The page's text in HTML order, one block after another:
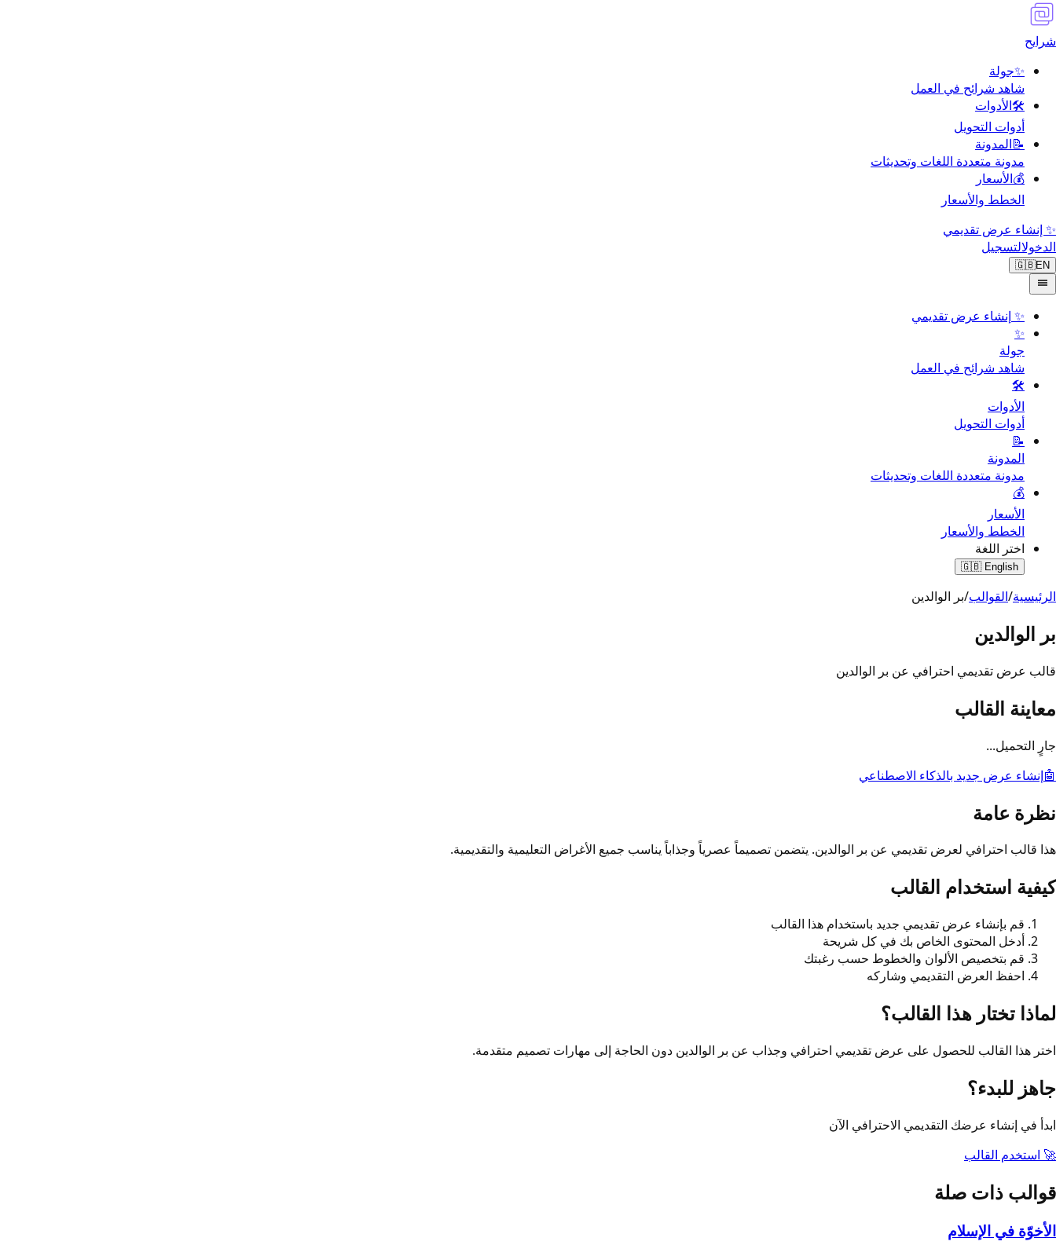
شرايح
✨جولة
شاهد شرائح في العمل
🛠️الأدوات
أدوات التحويل
📝المدونة
مدونة متعددة اللغات وتحديثات
💰الأسعار
الخطط والأسعار
✨ إنشاء عرض تقديمي
الدخولالتسجيل
🇬🇧EN
✨ إنشاء عرض تقديمي
✨
جولة
شاهد شرائح في العمل
🛠️
الأدوات
أدوات التحويل
📝
المدونة
مدونة متعددة اللغات وتحديثات
💰
الأسعار
الخطط والأسعار
اختر اللغة
🇬🇧English
الرئيسية/القوالب/بر الوالدين
بر الوالدين
قالب عرض تقديمي احترافي عن بر الوالدين
معاينة القالب
جارٍ التحميل...
🤖إنشاء عرض جديد بالذكاء الاصطناعي
نظرة عامة
هذا قالب احترافي لعرض تقديمي عن بر الوالدين. يتضمن تصميماً عصرياً وجذاباً يناسب جميع الأغراض التعليمية والتقديمية.
كيفية استخدام القالب
قم بإنشاء عرض تقديمي جديد باستخدام هذا القالب
أدخل المحتوى الخاص بك في كل شريحة
قم بتخصيص الألوان والخطوط حسب رغبتك
احفظ العرض التقديمي وشاركه
لماذا تختار هذا القالب؟
اختر هذا القالب للحصول على عرض تقديمي احترافي وجذاب عن بر الوالدين دون الحاجة إلى مهارات تصميم متقدمة.
جاهز للبدء؟
ابدأ في إنشاء عرضك التقديمي الاحترافي الآن
🚀 استخدم القالب
قوالب ذات صلة
الأخوّة في الإسلام